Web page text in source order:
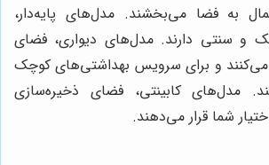
به فضا می‌بخشند. مدل‌های پایه‌دار،
و سنتی دارند. مدل‌های دیواری، فضای
و برای سرویس بهداشتی‌های کوچک
مدل‌های کابینتی، فضای ذخیره‌سازی
شما قرار می‌دهند.